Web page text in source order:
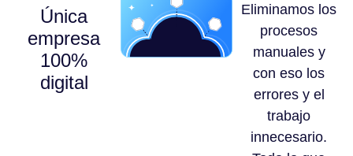
Única
empresa
100%
digital
Eliminamos los
procesos
manuales y
con eso los
errores y el
trabajo
innecesario.